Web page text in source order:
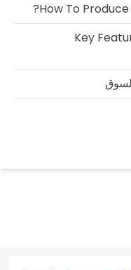
How To
Key